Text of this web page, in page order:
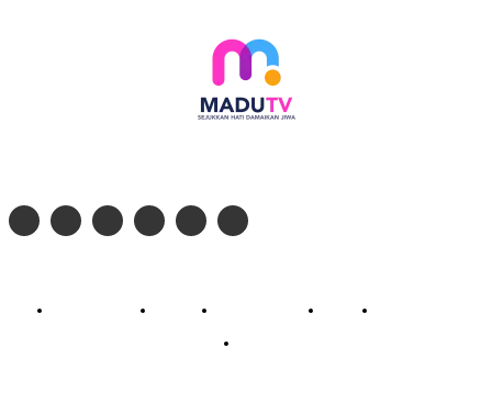
Profil Madu TV Redaksi Pedoman Siber Kontak